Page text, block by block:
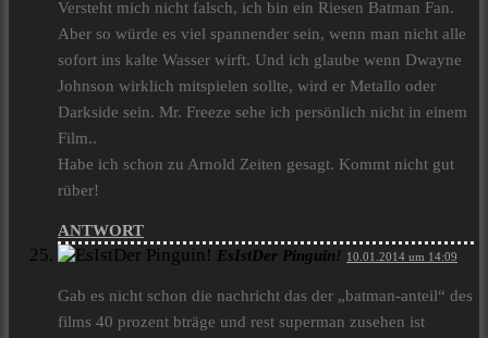
Versteht mich nicht falsch, ich bin ein Riesen Batman Fan.
Aber so würde es viel spannender sein, wenn man nicht alle
sofort ins kalte Wasser wirft. Und ich glaube wenn Dwayne
Johnson wirklich mitspielen sollte, wird er Metallo oder
Darkside sein. Mr. Freeze sehe ich persönlich nicht in einem
Film..
Habe ich schon zu Arnold Zeiten gesagt. Kommt nicht gut
rüber!
ANTWORT
EsIstDer Pinguin! 10.01.2014 um 14:09
Gab es nicht schon die nachricht das der „batman-anteil“ des
films 40 prozent bträge und rest superman zusehen ist